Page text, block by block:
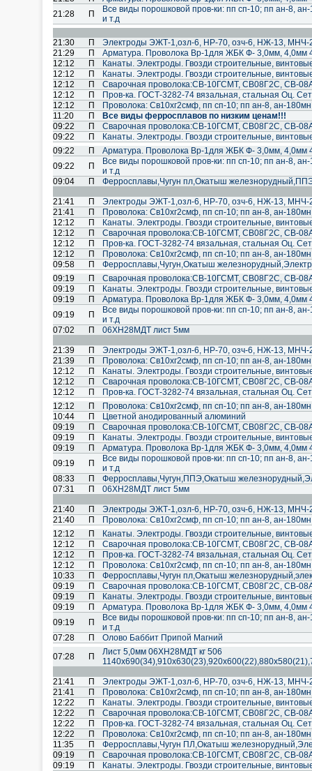
21:28
П
Все виды порошковой пров-ки: пп сп-10; пп ан-8,
и т.д
21:30 П
Электроды ЭЖТ-1,озл-6, НР-70, озч-6, НЖ-13, МНЧ-
21:29
П
Арматура. Проволока Вр-1для ЖБК Ф- 3,0мм, 4,0мм
12:12
П
Канаты. Электроды. Гвозди строительные,
12:12
П
Канаты. Электроды. Гвозди строительные,
12:12
П
Cварочная проволока:СВ-10ГСМТ, СВ08Г2С, СВ-
12:12
П
Пров-ка. ГОСТ-3282-74 вязальная, стальная Оц.
12:12
П
Проволока: Св10хг2смф, пп сп-10; пп ан-8, ан-
11:20
П
Все виды ферросплавов по низким ценам!!!
09:22
П
Cварочная проволока:СВ-10ГСМТ, СВ08Г2С, СВ-
09:22
П
Канаты. Электроды. Гвозди строительные,
09:22
П
Арматура. Проволока Вр-1для ЖБК Ф- 3,0мм, 4,0мм
09:22
П
Все виды порошковой пров-ки: пп сп-10; пп ан-8,
и т.д
09:04
П Ферросплавы,Чугун пл,Окатыш
21:41 П
Электроды ЭЖТ-1,озл-6, НР-70, озч-6, НЖ-13, МНЧ-
21:41
П
Проволока: Св10хг2смф, пп сп-10; пп ан-8, ан-
12:12
П
Канаты. Электроды. Гвозди строительные,
12:12
П
Cварочная проволока:СВ-10ГСМТ, СВ08Г2С, СВ-
12:12
П
Пров-ка. ГОСТ-3282-74 вязальная, стальная Оц.
12:12
П
Проволока: Св10хг2смф, пп сп-10; пп ан-8, ан-
09:58
П
Ферросплавы,Чугун,Окатыш
09:19
П
Cварочная проволока:СВ-10ГСМТ, СВ08Г2С, СВ-
09:19
П
Канаты. Электроды. Гвозди строительные,
09:19
П
Арматура. Проволока Вр-1для ЖБК Ф- 3,0мм, 4,0мм
09:19
П
Все виды порошковой пров-ки: пп сп-10; пп ан-8,
и т.д
07:02
П 06ХН28МДТ лист 5мм
21:39 П
Электроды ЭЖТ-1,озл-6, НР-70, озч-6, НЖ-13, МНЧ-
21:39
П
Проволока: Св10хг2смф, пп сп-10; пп ан-8, ан-
12:12
П
Канаты. Электроды. Гвозди строительные,
12:12
П
Cварочная проволока:СВ-10ГСМТ, СВ08Г2С, СВ-
12:12
П
Пров-ка. ГОСТ-3282-74 вязальная, стальная Оц.
12:12
П
Проволока: Св10хг2смф, пп сп-10; пп ан-8, ан-
10:44
П
Цветной анодированный алюминий
09:19
П
Cварочная проволока:СВ-10ГСМТ, СВ08Г2С, СВ-
09:19
П
Канаты. Электроды. Гвозди строительные,
09:19
П
Арматура. Проволока Вр-1для ЖБК Ф- 3,0мм, 4,0мм
09:19
П
Все виды порошковой пров-ки: пп сп-10; пп ан-8,
и т.д
08:33
П
Ферросплавы,Чугун,ППЭ,Окатыш
07:31
П 06ХН28МДТ лист 5мм
21:40 П
Электроды ЭЖТ-1,озл-6, НР-70, озч-6, НЖ-13, МНЧ-
21:40
П
Проволока: Св10хг2смф, пп сп-10; пп ан-8, ан-
12:12
П
Канаты. Электроды. Гвозди строительные,
12:12
П
Cварочная проволока:СВ-10ГСМТ, СВ08Г2С, СВ-
12:12
П
Пров-ка. ГОСТ-3282-74 вязальная, стальная Оц.
12:12
П
Проволока: Св10хг2смф, пп сп-10; пп ан-8, ан-
10:33
П
Ферросплавы,Чугун пл,Окатыш
09:19
П
Cварочная проволока:СВ-10ГСМТ, СВ08Г2С, СВ-
09:19
П
Канаты. Электроды. Гвозди строительные,
09:19
П
Арматура. Проволока Вр-1для ЖБК Ф- 3,0мм, 4,0мм
09:19
П
Все виды порошковой пров-ки: пп сп-10; пп ан-8,
и т.д
07:28
П
Олово Баббит Припой Магний
07:28
П
Лист 5,0мм 06ХН28МДТ кг 506
21:41 П
Электроды ЭЖТ-1,озл-6, НР-70, озч-6, НЖ-13, МНЧ-
21:41
П
Проволока: Св10хг2смф, пп сп-10; пп ан-8, ан-
12:22
П
Канаты. Электроды. Гвозди строительные,
12:22
П
Cварочная проволока:СВ-10ГСМТ, СВ08Г2С, СВ-
12:22
П
Пров-ка. ГОСТ-3282-74 вязальная, стальная Оц.
12:22
П
Проволока: Св10хг2смф, пп сп-10; пп ан-8, ан-
11:35
П
Ферросплавы,Чугун ПЛ,Окатыш
09:19
П
Cварочная проволока:СВ-10ГСМТ, СВ08Г2С, СВ-
09:19
П
Канаты. Электроды. Гвозди строительные,